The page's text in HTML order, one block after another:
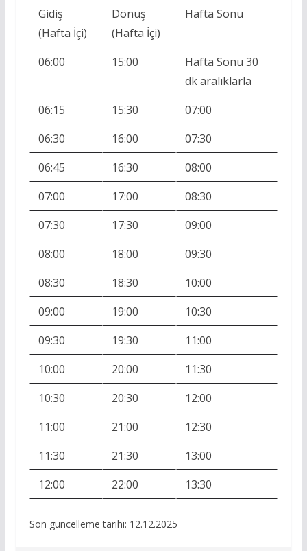
Gidiş
(Hafta İçi)
Dönüş
(Hafta İçi)
Hafta Sonu
06:00 15:00
Hafta Sonu 30
dk aralıklarla
06:15
15:30
07:00
06:30
16:00
07:30
06:45
16:30
08:00
07:00
17:00
08:30
07:30
17:30
09:00
08:00
18:00
09:30
08:30
18:30
10:00
09:00
19:00
10:30
09:30
19:30
11:00
10:00
20:00
11:30
10:30
20:30
12:00
11:00
21:00
12:30
11:30
21:30
13:00
12:00
22:00 13:30
Son güncelleme tarihi: 12.12.2025